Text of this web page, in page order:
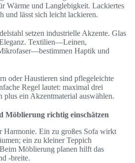
Wärme und Langlebigkeit. Lackiertes
und lässt sich leicht lackieren.
setzen industrielle Akzente. Glas
Textilien—Leinen,
Haptik und
oder Haustieren sind pflegeleichte
Regel lautet: maximal drei
plus ein Akzentmaterial auswählen.
Möblierung richtig einschätzen
Harmonie. Ein zu großes Sofa wirkt
ein zu kleiner Teppich
Möblierung planen hilft das
-breite.